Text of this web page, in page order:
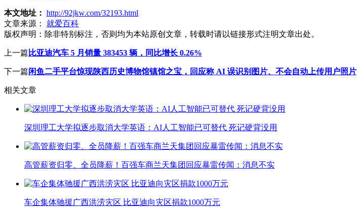
本文地址： http://92jkw.com/32193.html
文章来源：
就爱百科
版权声明： 除非特别标注，否则均为本站原创文章，转载时请以链接形式注明文章出处。
上一篇 比亚迪汽车 5 月销量 383453 辆，同比增长 0.26%
下一篇闲鱼二手平台惊现陕西历史博物馆镇馆之宝，回应称 AI 误识别图片、不会自动上传用户照片
相关文章
深圳理工大学拟逐步取消大学英语：AI人工智能已可替代 死记硬背没用
高管薪资归零、全员降薪！百强车商兰天集团回应暴雷传闻：消息不实
车企集体驰援广西洪涝灾区 比亚迪向灾区捐款1000万元